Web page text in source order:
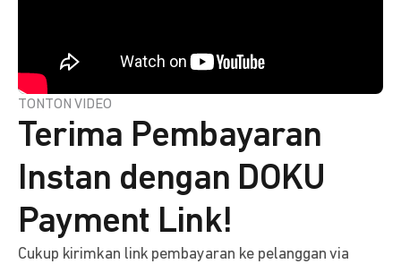
TONTON VIDEO
Terima Pembayaran
Instan dengan DOKU
Payment Link!
Cukup kirimkan link pembayaran ke pelanggan via